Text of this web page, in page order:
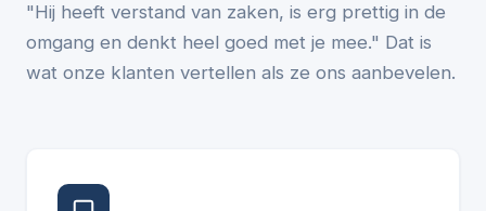
"Hij heeft verstand van zaken, is erg prettig in de
omgang en denkt heel goed met je mee." Dat is
wat onze klanten vertellen als ze ons aanbevelen.